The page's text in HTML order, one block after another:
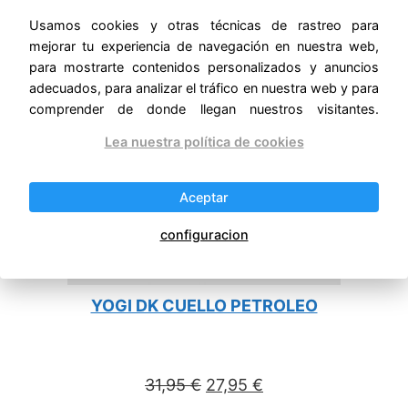
PRODUCTO
EN
OFERTA
YOGI DK CUELLO PETROLEO
31,95€ El
27,95 €
Usamos cookies y otras técnicas de rastreo para
mejorar tu experiencia de navegación en nuestra web,
para mostrarte contenidos personalizados y anuncios
adecuados, para analizar el tráfico en nuestra web y para
comprender de donde llegan nuestros visitantes.
Lea nuestra política de cookies
Aceptar
configuracion